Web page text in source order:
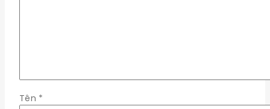
Tên *